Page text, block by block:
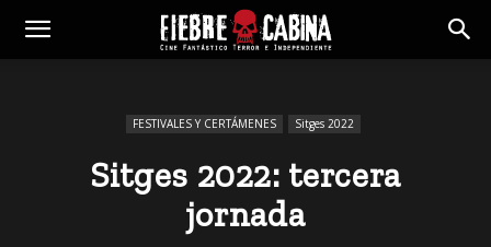
FESTIVALES Y CERTÁMENES Sitges 2022
Sitges 2022: tercera
jornada